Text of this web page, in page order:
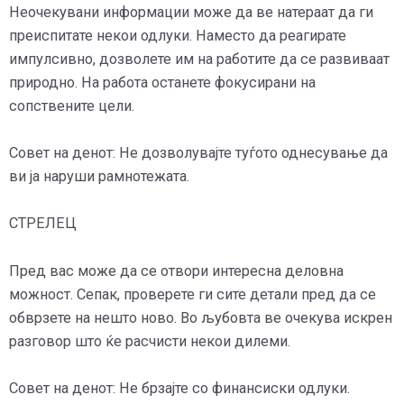
Неочекувани информации може да ве натераат да ги
преиспитате некои одлуки. Наместо да реагирате
импулсивно, дозволете им на работите да се развиваат
природно. На работа останете фокусирани на
сопствените цели.
Совет на денот: Не дозволувајте туѓото однесување да
ви ја наруши рамнотежата.
СТРЕЛЕЦ
Пред вас може да се отвори интересна деловна
можност. Сепак, проверете ги сите детали пред да се
обврзете на нешто ново. Во љубовта ве очекува искрен
разговор што ќе расчисти некои дилеми.
Совет на денот: Не брзајте со финансиски одлуки.